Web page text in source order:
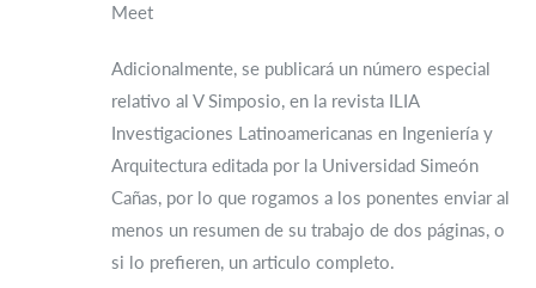
Meet
Adicionalmente, se publicará un número especial
relativo al V Simposio, en la revista ILIA
Investigaciones Latinoamericanas en Ingeniería y
Arquitectura editada por la Universidad Simeón
Cañas, por lo que rogamos a los ponentes enviar al
menos un resumen de su trabajo de dos páginas, o
si lo prefieren, un articulo completo.